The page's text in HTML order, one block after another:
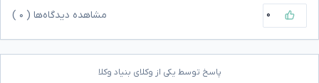
۰ مشاهده دیدگاه‌ها ( ۰
پاسخ توسط یکی از وکلای بنیاد وکلا